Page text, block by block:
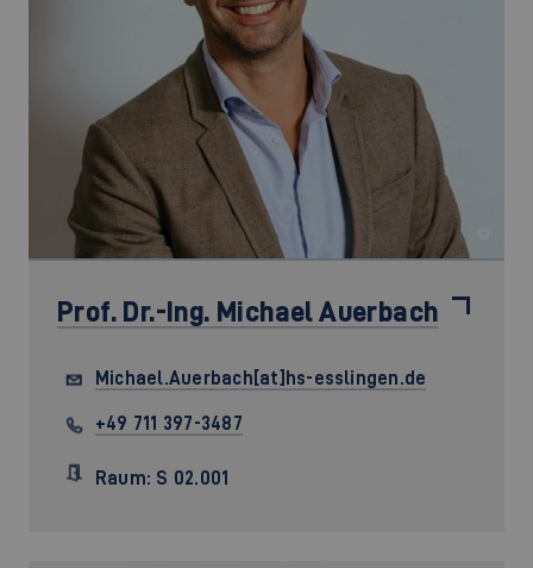
Prof. Dr.-Ing. Michael Auerbach
Michael.Auerbach[at]hs-esslingen.de
+49 711 397-3487
Raum: S 02.001